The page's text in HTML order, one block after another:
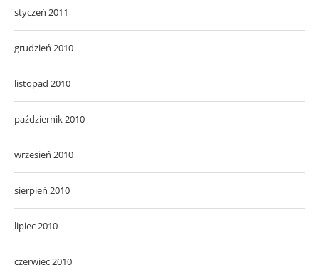
styczeń 2011
grudzień 2010
listopad 2010
październik 2010
wrzesień 2010
sierpień 2010
lipiec 2010
czerwiec 2010